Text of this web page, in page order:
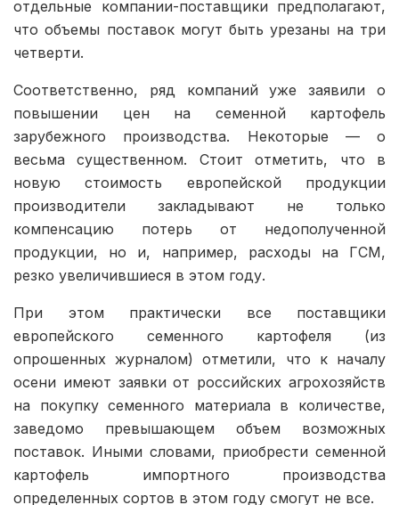
отдельные компании-поставщики предполагают,
что объемы поставок могут быть урезаны на три
четверти.
Соответственно, ряд компаний уже заявили о
повышении цен на семенной картофель
зарубежного производства. Некоторые — о
весьма существенном. Стоит отметить, что в
новую стоимость европейской продукции
производители закладывают не только
компенсацию потерь от недополученной
продукции, но и, например, расходы на ГСМ,
резко увеличившиеся в этом году.
При этом практически все поставщики
европейского семенного картофеля (из
опрошенных журналом) отметили, что к началу
осени имеют заявки от российских агрохозяйств
на покупку семенного материала в количестве,
заведомо превышающем объем возможных
поставок. Иными словами, приобрести семенной
картофель импортного производства
определенных сортов в этом году смогут не все.